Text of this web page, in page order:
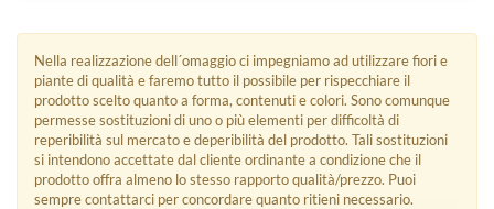
Nella realizzazione dell´omaggio ci impegniamo ad utilizzare fiori e
piante di qualità e faremo tutto il possibile per rispecchiare il
prodotto scelto quanto a forma, contenuti e colori. Sono comunque
permesse sostituzioni di uno o più elementi per difficoltà di
reperibilità sul mercato e deperibilità del prodotto. Tali sostituzioni
si intendono accettate dal cliente ordinante a condizione che il
prodotto offra almeno lo stesso rapporto qualità/prezzo. Puoi
sempre contattarci per concordare quanto ritieni necessario.